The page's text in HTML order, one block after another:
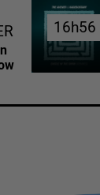
16h56
16h56